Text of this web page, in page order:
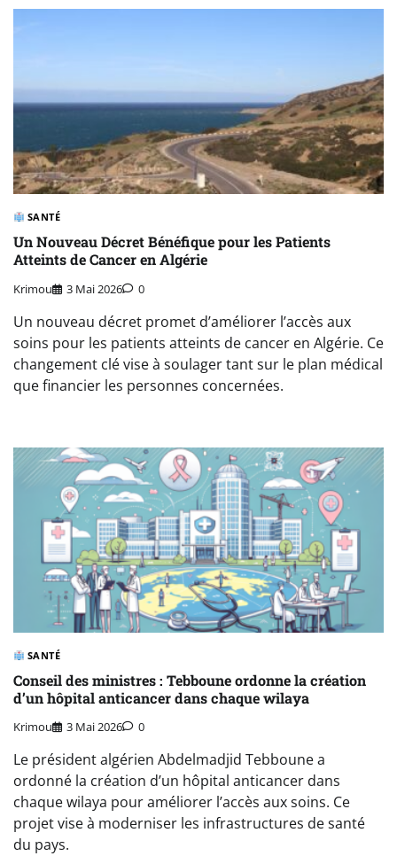
SANTÉ
Un Nouveau Décret Bénéfique pour les Patients
Atteints de Cancer en Algérie
Krimou 3 Mai 2026 0
Un nouveau décret promet d’améliorer l’accès aux
soins pour les patients atteints de cancer en Algérie. Ce
changement clé vise à soulager tant sur le plan médical
que financier les personnes concernées.
SANTÉ
Conseil des ministres : Tebboune ordonne la création
d’un hôpital anticancer dans chaque wilaya
Krimou 3 Mai 2026 0
Le président algérien Abdelmadjid Tebboune a
ordonné la création d’un hôpital anticancer dans
chaque wilaya pour améliorer l’accès aux soins. Ce
projet vise à moderniser les infrastructures de santé
du pays.